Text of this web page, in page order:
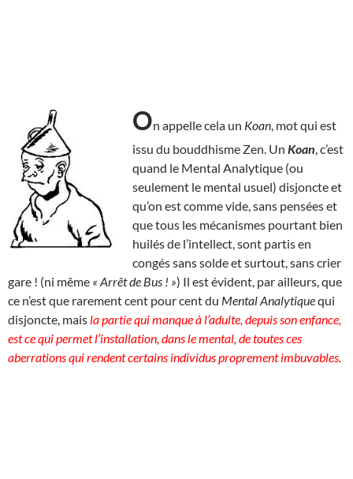
On appelle cela un Koan , mot qui est
issu du bouddhisme Zen. Un Koan , c’est
quand le Mental Analytique (ou
seulement le mental usuel) disjoncte et
qu’on est comme vide, sans pensées et
que tous les mécanismes pourtant bien
huilés de l’intellect, sont partis en
congés sans solde et surtout, sans crier
gare ! (ni même « Arrêt de Bus ! ») Il est évident, par ailleurs, que
ce n’est que rarement cent pour cent du Mental Analytiquequi
disjoncte, mais la partie qui manque à l’adulte, depuis son enfance,
est ce qui permet l’installation, dans le mental, de toutes ces
aberrations qui rendent certains individus proprement imbuvables.